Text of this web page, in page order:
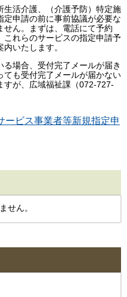
活介護、（介護予防）特定施
申請の前に事前協議が必要な
せん。まずは、電話にて予約
これらのサービスの指定申請予
いたします。
る場合、受付完了メールが届き
ても受付完了メールが届かない
すが、広域福祉課（072-727-
ービス事業者等新規指定申
せん。